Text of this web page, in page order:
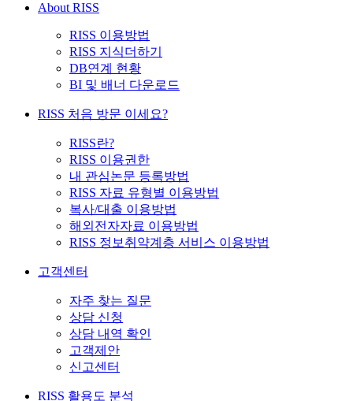
About RISS
RISS 이용방법
RISS 지식더하기
DB연계 현황
BI 및 배너 다운로드
RISS 처음 방문 이세요?
RISS란?
RISS 이용권한
내 관심논문 등록방법
RISS 자료 유형별 이용방법
복사/대출 이용방법
해외전자자료 이용방법
RISS 정보취약계층 서비스 이용방법
고객센터
자주 찾는 질문
상담 신청
상담 내역 확인
고객제안
신고센터
RISS 활용도 분석